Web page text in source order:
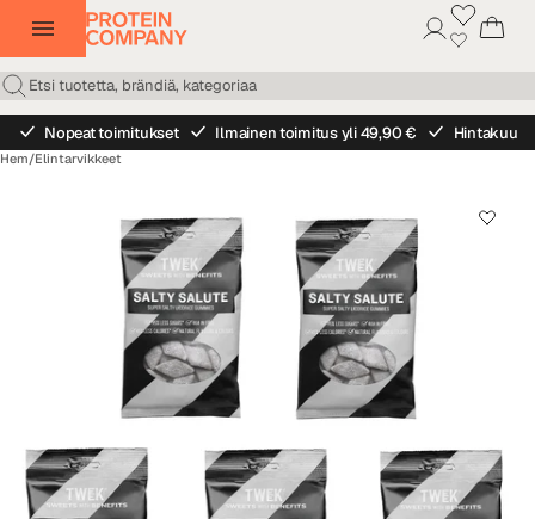
Nopeat toimitukset Ilmainen toimitus yli 49,90 € Hintakuu
Hem/Elintarvikkeet